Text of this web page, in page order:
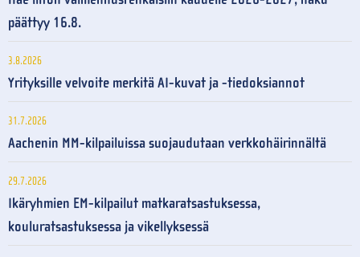
päättyy 16.8.
3.8.2026
Yrityksille velvoite merkitä AI-kuvat ja -tiedoksiannot
31.7.2026
Aachenin MM-kilpailuissa suojaudutaan verkkohäirinnältä
29.7.2026
Ikäryhmien EM-kilpailut matkaratsastuksessa,
kouluratsastuksessa ja vikellyksessä